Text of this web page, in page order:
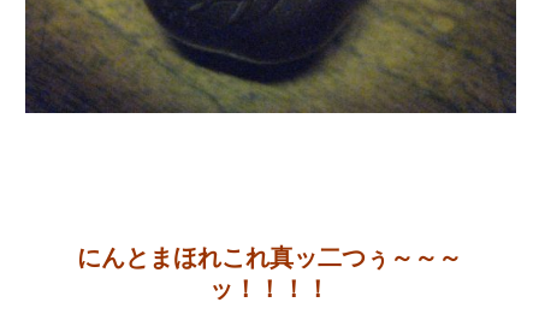
にんとまほれこれ真ッ二つぅ～～～
ッ！！！！